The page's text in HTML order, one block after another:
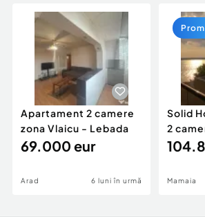
Servicii
Animale de companie
Afaceri și echipamente
Inchiriere Bunuri si Vehicule
Utilaje agricole si industriale
Piese auto si accesorii
Dacia Duster
Apartament 2 camere
zona Vlaicu - Lebada
69.000 eur
Arad 6 luni în urmă
Solid
2
Mamaia